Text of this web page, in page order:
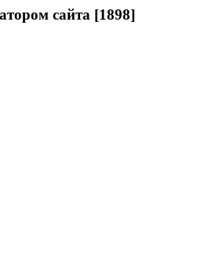
сайта [1898]